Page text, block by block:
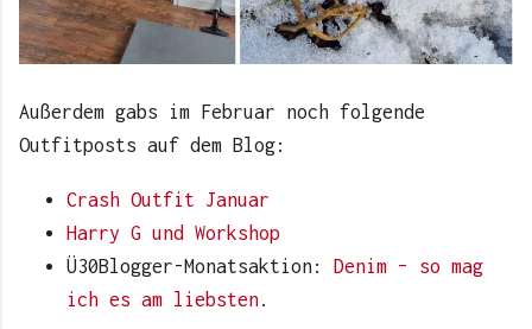
Außerdem gabs im Februar noch folgende
Outfitposts auf dem Blog:
Crash Outfit Januar
Harry G und Workshop
Ü30Blogger-Monatsaktion: Denim – so mag
ich es am liebsten